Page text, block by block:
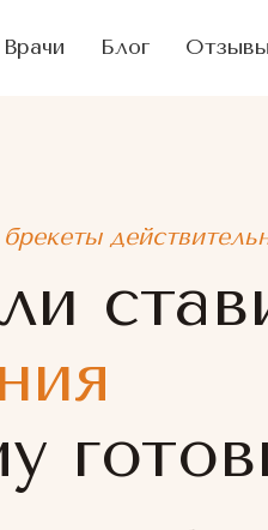
Врачи Блог Отзывы
брекеты